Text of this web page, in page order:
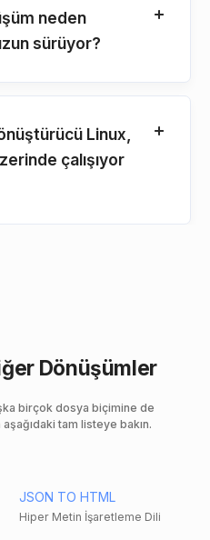
neden
sürüyor?
Linux,
çalışıyor
Dönüşümler
birçok dosya biçimine de
tam listeye bakın.
JSON TO HTML
Hiper Metin İşaretleme Dili